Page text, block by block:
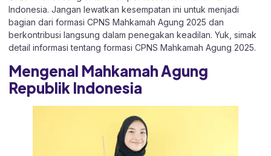
Indonesia. Jangan lewatkan kesempatan ini untuk menjadi
bagian dari formasi CPNS Mahkamah Agung 2025 dan
berkontribusi langsung dalam penegakan keadilan. Yuk, simak
detail informasi tentang formasi CPNS Mahkamah Agung 2025.
Mengenal Mahkamah Agung
Republik Indonesia